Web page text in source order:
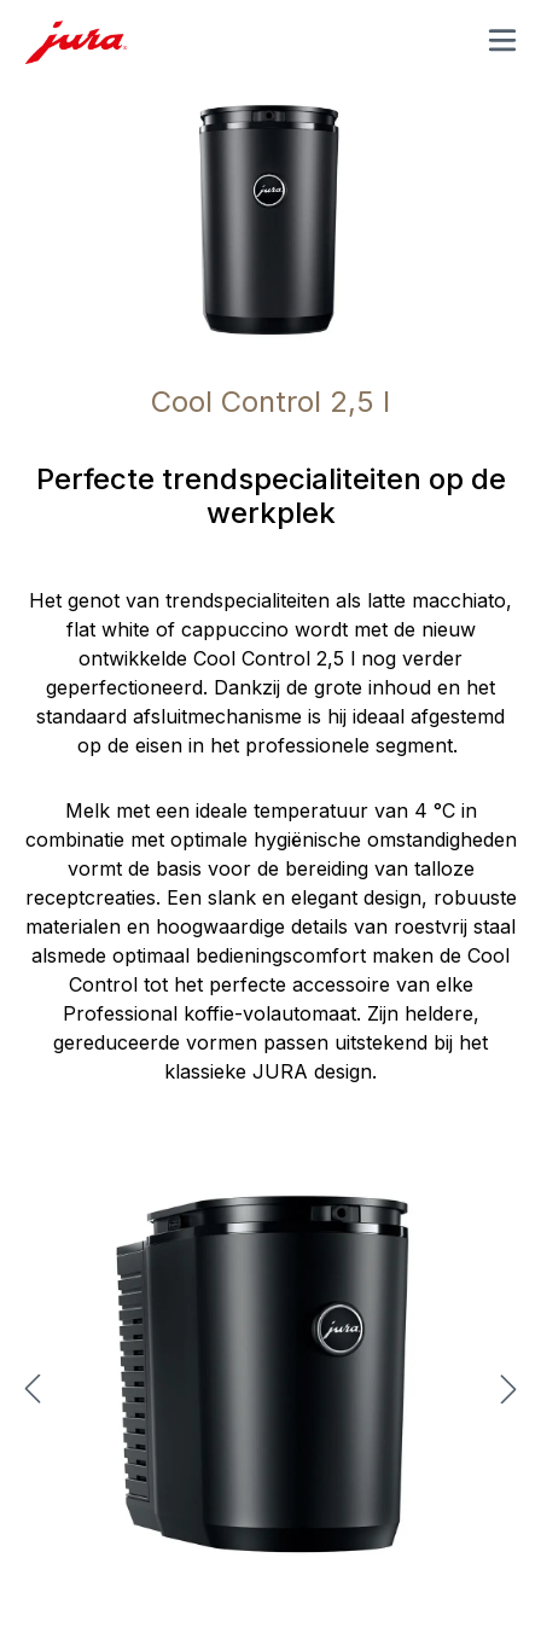
MENU
Cool Control 2,5 l
Perfecte trendspecialiteiten op de
werkplek
Het genot van trendspecialiteiten als latte macchiato,
flat white of cappuccino wordt met de nieuw
ontwikkelde Cool Control 2,5 l nog verder
geperfectioneerd. Dankzij de grote inhoud en het
standaard afsluitmechanisme is hij ideaal afgestemd
op de eisen in het professionele segment.
Melk met een ideale temperatuur van 4 °C in
combinatie met optimale hygiënische omstandigheden
vormt de basis voor de bereiding van talloze
receptcreaties. Een slank en elegant design, robuuste
materialen en hoogwaardige details van roestvrij staal
alsmede optimaal bedieningscomfort maken de Cool
Control tot het perfecte accessoire van elke
Professional koffie-volautomaat. Zijn heldere,
gereduceerde vormen passen uitstekend bij het
klassieke JURA design.